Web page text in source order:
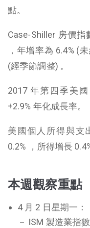
點。
Case-Shiller 房價
，年增率為 6.4% (
(經季節調整) 。
2017 年第四季美
+2.9% 年化成長率。
美國個人所得與支
0.2% ，所得增長
本週觀察重點
4 月 2 日星期一：
－ ISM 製造業指數